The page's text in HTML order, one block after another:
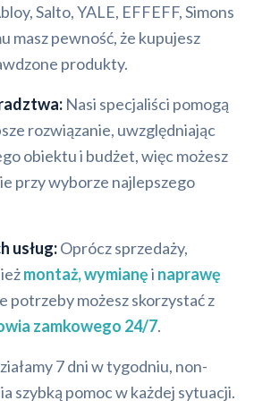
Salto, YALE, EFFEFF, Simons
masz pewność, że kupujesz
produkty.
Nasi specjaliści pomogą
rozwiązanie, uwzględniając
obiektu i budżet, więc możesz
przy wyborze najlepszego
usług:Oprócz sprzedaży,
montaż, wymianęi naprawę
potrzeby możesz skorzystać z
zamkowego 24/7.
7 dni w tygodniu, non-
szybką pomoc w każdej sytuacji.